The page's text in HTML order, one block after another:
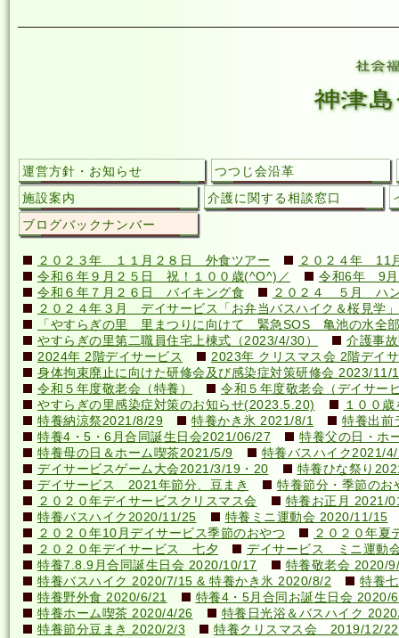
運営方針・お知らせ
つつじ会沿革
施設案内
介護に関する相談窓口
ブログバックナンバー
２０２３年 １１月２８日 外食ツアー
２０２４年 11
令和６年９月２５日 祝！１００歳(^O^)／
令和6年 9
令和６年７月２６日 バイキング食
２０２４ ５月 ハ
２０２４年３月 デイサービス「お弁当バスハイク＆桜見学」
「やすらぎの里 里まつりに向けて 緊急SOS 亀池の水全
やすらぎの里第二職員住宅上棟式（2023/4/30）
介護事
2024年 2階デイサービス
2023年 クリスマス会 2階デイ
身体拘束廃止に向けた研修会及び感染症対策研修会 2023/11/
令和５年度敬老会（特養）
令和５年度敬老会（デイサー
やすらぎの里感染症対策のお知らせ(2023.5.20)
１００
特養納涼祭2021/8/29
特養かき氷 2021/8/1
特養出前
特養4・5・6月合同誕生日会2021/06/27
特養父の日・ホ
特養母の日＆ホーム喫茶2021/5/9
特養バスハイク2021/
デイサービスゲーム大会2021/3/19・20
特養ひな祭り
デイサービス 2021年節分、豆まき
特養節分・季節の
２０２０年デイサービスクリスマス会
特養お正月 2021/
特養バスハイク2020/11/25
特養ミニ運動会 2020/11/15
２０２０年10月デイサービス季節のおやつ
２０２０年夏
２０２０年デイサービス 七夕
デイサービス ミニ運動
特養7.8.9月合同誕生日会 2020/10/17
特養敬老会 2020/
特養バスハイク 2020/7/15 & 特養かき氷 2020/8/2
特養
特養野外食 2020/6/21
特養4・5月合同お誕生日会 2020/
特養ホーム喫茶 2020/4/26
特養日光浴＆バスハイク
特養節分豆まき 2020/2/3
特養クリスマス会 2019/12/22